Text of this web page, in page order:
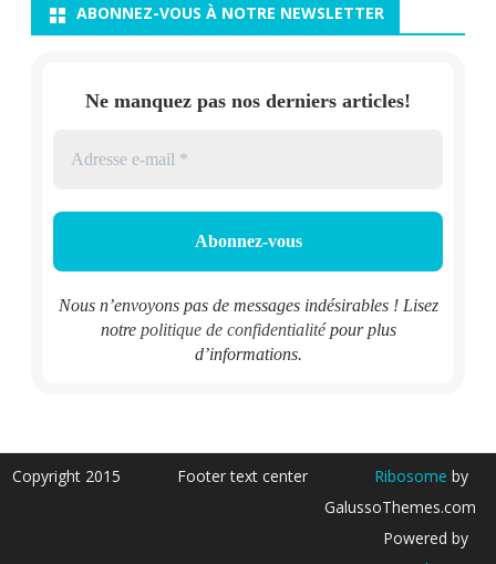
ABONNEZ-VOUS À NOTRE NEWSLETTER
Ne manquez pas nos derniers articles!
Nous n’envoyons pas de messages indésirables ! Lisez
notre politique de confidentialitépour plus
d’informations.
Copyright 2015 Footer text center Ribosome by
GalussoThemes.com
Powered by